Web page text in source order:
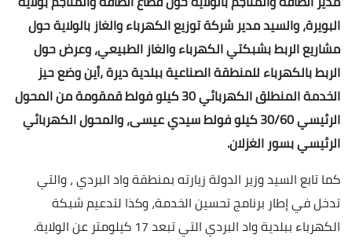
البويرة، والسيد مدير شركة توزيع الكهرباء والغاز بالولاية حول
مشاريع الربط بشبكتي الكهرباء والغاز الطبيعي، وعرض حول
الربط بالكهرباء للمنطقة الصناعية ببلدية ديرة ،أين وضع حيز
الخدمة المنطلق الكهربائي 30 كيلو فولط قمقومة من المحول
الرئيسي 30/60 كيلو فولط سيدي عيسى، والمحول الكهربائي
الرئيسي بسور الغزلان.
كما تابع السيد وزير الدولة زيارته بمنطقة واد البردي ، والتي
تدخل في إطار برنامج تحسين الخدمة، وكذا لتدعيم شبكة
الكهرباء ببلدية واد البردي التي تبعد 17 كيلومتر عن الولاية.